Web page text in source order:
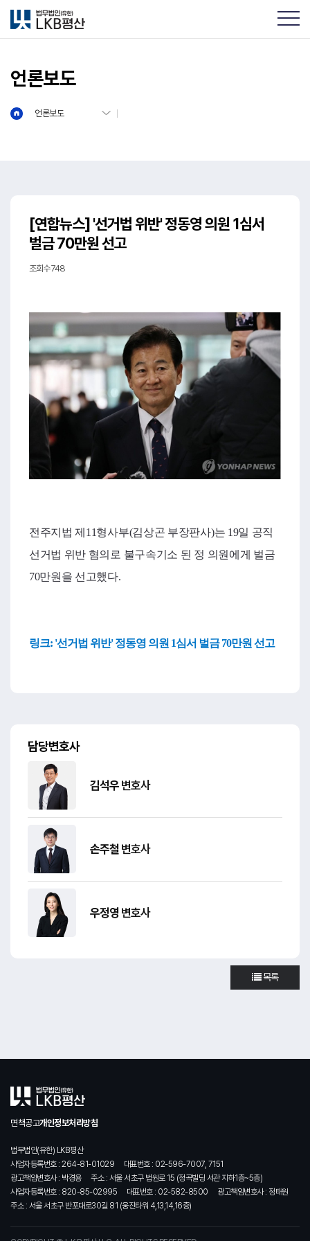
언론보도
언론보도
[연합뉴스] '선거법 위반' 정동영 의원 1심서
벌금 70만원 선고
조회수 748
전주지법 제11형사부(김상곤 부장판사)는 19일 공직
선거법 위반 혐의로 불구속기소 된 정 의원에게 벌금
70만원을 선고했다.
링크: '선거법 위반' 정동영 의원 1심서 벌금 70만원 선고
담당변호사
김석우 변호사
손주철 변호사
우정영 변호사
목록
면책공고개인정보처리방침
법무법인(유한) LKB평산
사업자등록번호 : 264-81-01029
대표번호 : 02-596-7007, 7151
광고책임변호사 : 박경용
주소 : 서울 서초구 법원로 15 (정곡빌딩 서관 지하1층~5층)
사업자등록번호 : 820-85-02995
대표번호 : 02-582-8500
광고책임변호사 : 정태원
주소 : 서울 서초구 반포대로30길 81 (웅진타워 4,13,14,16층)